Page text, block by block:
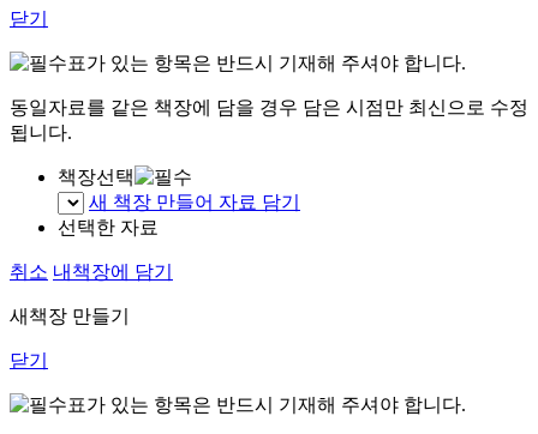
닫기
표가 있는 항목은 반드시 기재해 주셔야 합니다.
동일자료를 같은 책장에 담을 경우 담은 시점만 최신으로 수정
됩니다.
책장선택
새 책장 만들어 자료 담기
선택한 자료
취소 내책장에 담기
새책장 만들기
닫기
표가 있는 항목은 반드시 기재해 주셔야 합니다.